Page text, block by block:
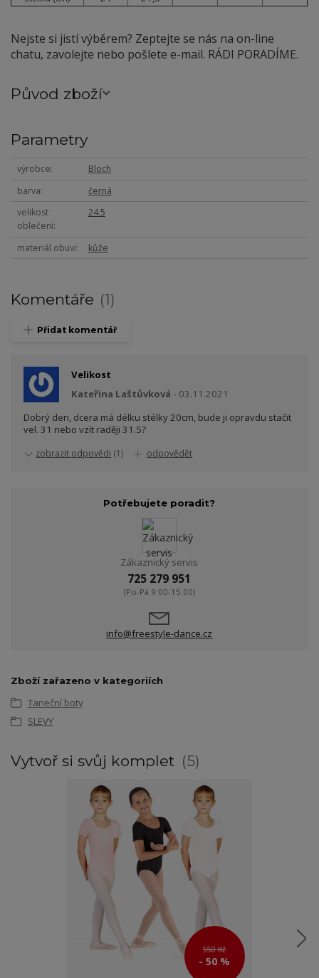
Nejste si jistí výběrem? Zeptejte se nás na on-line
chatu, zavolejte nebo pošlete e-mail. RÁDI PORADÍME.
Původ zboží
Parametry
výrobce
Bloch
barva
černá
velikost
oblečení
24.5
materiál obuvi kůže
Komentáře 1
Přidat komentář
Velikost
Kateřina Laštůvková
03.11.2021
Dobrý den, dcera má délku stélky 20cm, bude ji opravdu stačit
vel. 31 nebo vzít raději 31.5?
zobrazit odpovědi (1) odpovědět
Potřebujete poradit?
Zákaznický servis
725 279 951
(Po-Pá 9:00-15.00)
info@freestyle-dance.cz
Zboží zařazeno v kategoriích
Taneční boty
SLEVY
Vytvoř si svůj komplet 5
550 Kč
- 50 %